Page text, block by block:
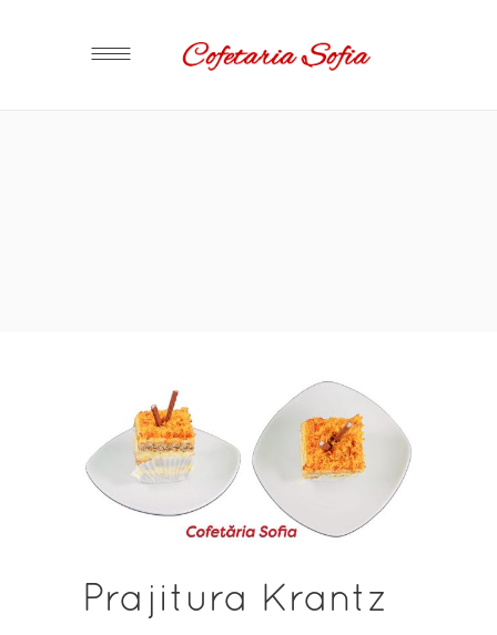
Prajitura Krantz